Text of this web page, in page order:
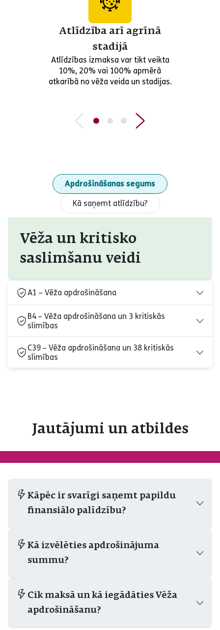
Atlīdzība arī agrīnā
stadijā
Atlīdzības izmaksa var tikt veikta
10%, 20% vai 100% apmērā
atkarībā no vēža veida un stadijas.
Apdrošināšanas segums
Kā saņemt atlīdzību?
Vēža un kritisko
saslimšanu veidi
A1 – Vēža apdrošināšana
B4 – Vēža apdrošināšana un 3 kritiskās
slimības
C39 – Vēža apdrošināšana un 38 kritiskās
slimības
Jautājumi un atbildes
Kāpēc ir svarīgi saņemt papildu
finansiālo palīdzību?
Kā izvēlēties apdrošinājuma
summu?
Cik maksā un kā iegādāties Vēža
apdrošināšanu?